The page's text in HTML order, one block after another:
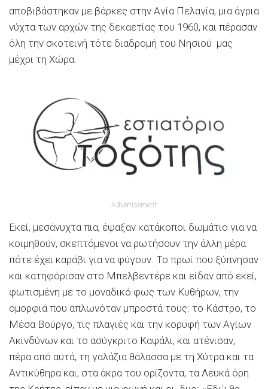
αποβιβάστηκαν με βάρκες στην Αγία Πελαγία, μια άγρια
νύχτα των αρχών της δεκαετίας του 1960, και πέρασαν
όλη την σκοτεινή τότε διαδρομή του Νησιού μας
μέχρι τη Χώρα.
Advertisement
Εκεί, μεσάνυχτα πια, έψαξαν κατάκοποι δωμάτιο για να
κοιμηθούν, σκεπτόμενοι να ρωτήσουν την άλλη μέρα
πότε έχει καράβι για να φύγουν. Το πρωί που ξύπνησαν
και κατηφόρισαν στο Μπελβεντέρε και είδαν από εκεί,
φωτισμένη με το μοναδικό φως των Κυθήρων, την
ομορφιά που απλωνόταν μπροστά τους: το Κάστρο, το
Μέσα Βούργο, τις πλαγιές και την κορυφή των Αγίων
Ακινδύνων και το ασύγκριτο Καψάλι, και ατένισαν,
πέρα από αυτά, τη γαλάζια θάλασσα με τη Χύτρα και τα
Αντικύθηρα και, στα άκρα του ορίζοντα, τα Λευκά όρη